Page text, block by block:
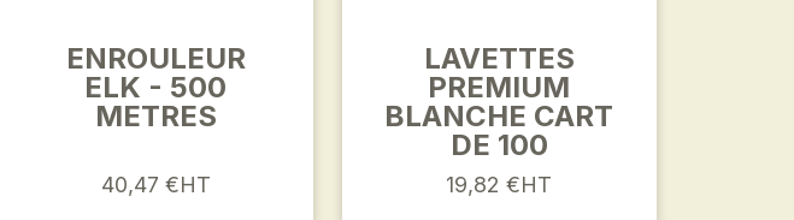
ENROULEUR
ELK - 500
METRES
40,47 €HT
LAVETTES
PREMIUM
BLANCHE CART
DE 100
19,82 €HT